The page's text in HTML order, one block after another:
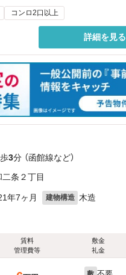
コンロ2口以上
詳細を見る
3分 （函館線など）
条２丁目
年7ヶ月 建物構造 木造
賃料
管理費等
敷金
礼金